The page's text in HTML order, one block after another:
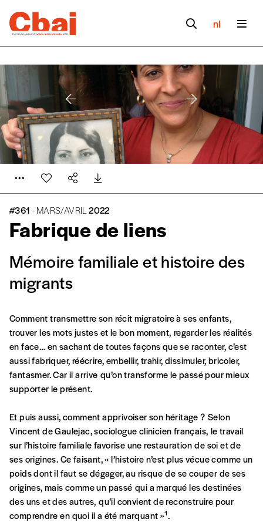
nl
#361 - MARS/AVRIL2022
Fabrique de liens
Mémoire familiale et histoire des
migrants
Inloggen
Formulaire de
Comment transmettre son récit migratoire à ses enfants,
trouver les mots justes et le bon moment, regarder les réalités
en face… en sachant de toutes façons que se raconter, c’est
aussi fabriquer, réécrire, embellir, trahir, dissimuler, bricoler,
fantasmer. Car il arrive qu’on transforme le passé pour mieux
supporter le présent.
Et puis aussi, comment apprivoiser son héritage ? Selon
Vincent de Gaulejac, sociologue clinicien français, le travail
sur l’histoire familiale favorise une restauration de soi et de
ses origines. Ce faisant, « l’histoire n’est plus vécue comme un
poids dont il faut se dégager, au risque de se couper de ses
origines, mais comme un passé qui a marqué les destinées
des uns et des autres, qu’il convient de reconstruire pour
comprendre en quoi il a été marquant »1.